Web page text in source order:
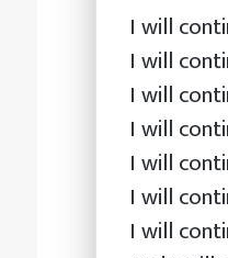
I will
I will
I will
I will
I will
I will
I will